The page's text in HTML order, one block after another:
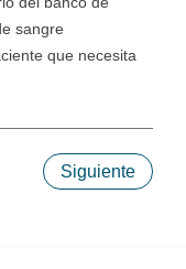
sangre
que necesita
Siguiente